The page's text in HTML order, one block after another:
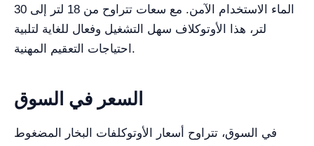
الماء الاستخدام الآمن. مع سعات تتراوح من 18 لتر إلى 30
لتر، هذا الأوتوكلاف سهل التشغيل وفعال للغاية لتلبية
احتياجات التعقيم المهنية.
السعر في السوق
في السوق، تتراوح أسعار الأوتوكلفات البخار المضغوط